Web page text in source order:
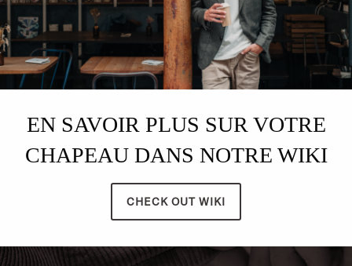
EN SAVOIR PLUS SUR VOTRE
CHAPEAU DANS NOTRE WIKI
CHECK OUT WIKI